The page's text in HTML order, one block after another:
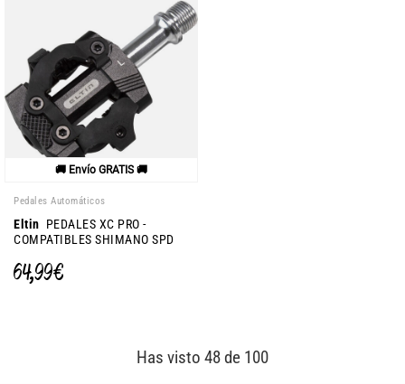
🚚 Envío GRATIS 🚚
Pedales Automáticos
Eltin PEDALES XC PRO -
COMPATIBLES SHIMANO SPD
64,99 €
Has visto 48 de 100